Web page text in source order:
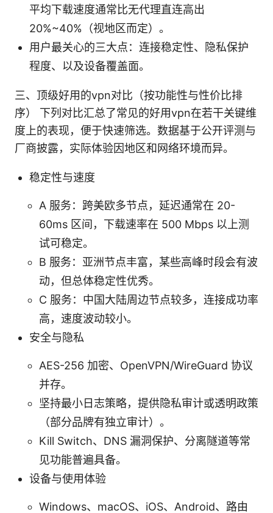
平均下载速度通常比无代理直连高出
20%~40%（视地区而定）。
用户最关心的三大点：连接稳定性、隐私保护
程度、以及设备覆盖面。
三、顶级好用的vpn对比（按功能性与性价比排
序） 下列对比汇总了常见的好用vpn在若干关键维
度上的表现，便于快速筛选。数据基于公开评测与
厂商披露，实际体验因地区和网络环境而异。
稳定性与速度
A 服务：跨美欧多节点，延迟通常在 20-
60ms 区间，下载速率在 500 Mbps 以上测
试可稳定。
B 服务：亚洲节点丰富，某些高峰时段会有波
动，但总体稳定性优秀。
C 服务：中国大陆周边节点较多，连接成功率
高，速度波动较小。
安全与隐私
AES-256 加密、OpenVPN/WireGuard 协议
并存。
坚持最小日志策略，提供隐私审计或透明政策
（部分品牌有独立审计）。
Kill Switch、DNS 漏洞保护、分离隧道等常
见功能普遍具备。
设备与使用体验
Windows、macOS、iOS、Android、路由